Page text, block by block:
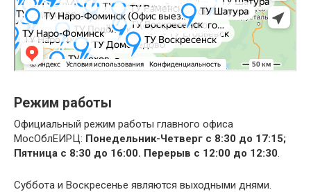
Режим работы
Официальный режим работы главного офиса
МосОблЕИРЦ: Понедельник-Четверг с 8:30 до 17:15;
Пятница с 8:30 до 16:00. Перерыв с 12:00 до 12:30.
Суббота и Воскресенье являются выходными днями.